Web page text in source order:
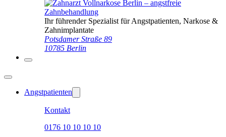
Ihr führender Spezialist für Angstpatienten, Narkose &
Zahnimplantate
Potsdamer Straße 89
10785 Berlin
Angstpatienten
Kontakt
0176 10 10 10 10